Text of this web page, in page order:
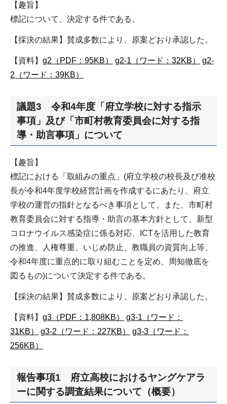
【趣旨】
標記について、決定する件である。
【採決の結果】賛成多数により、原案どおり承認した。
【資料】 g2（PDF：95KB） g2-1（ワード：32KB）
g2-
2（ワード：39KB）
議題3 令和4年度「府立学校に対する指示
事項」及び「市町村教育委員会に対する指
導・助言事項」について
【趣旨】
標記における「取組みの重点」(府立学校の校長及び准校
長が令和4年度学校経営計画を作成するにあたり、府立
学校の運営の指針となるべき事項として、また、市町村
教育委員会に対する指導・助言の基本方針として、新型
コロナウイルス感染症に係る対応、ICTを活用した教育
の推進、人権尊重、いじめ防止、教職員の資質向上等、
令和4年度に重点的に取り組むことを定め、周知徹底を
図るもの)について決定する件である。
【採決の結果】賛成多数により、原案どおり承認した。
【資料】 g3（PDF：1,808KB）
g3-1（ワード：
31KB）
g3-2（ワード：227KB）
g3-3（ワード：
256KB）
報告事項1 府立高校におけるヤングケアラ
ーに関する調査結果について（概要）